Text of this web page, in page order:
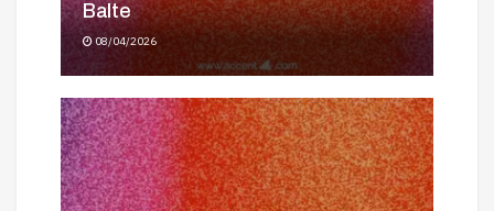
Balte
08/04/2026